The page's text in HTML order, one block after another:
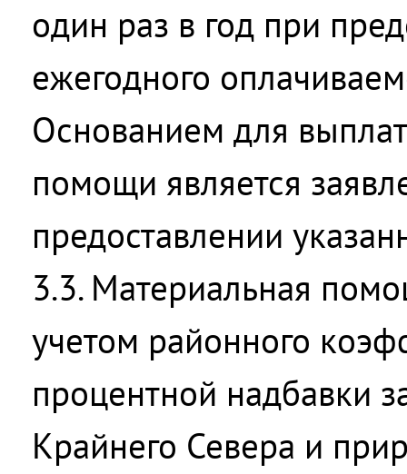
один раз в год при
ежегодного
Основанием для
помощи является
предоставлении
3.3. Материальная
учетом районного
процентной надбавки
Крайнего Севера и